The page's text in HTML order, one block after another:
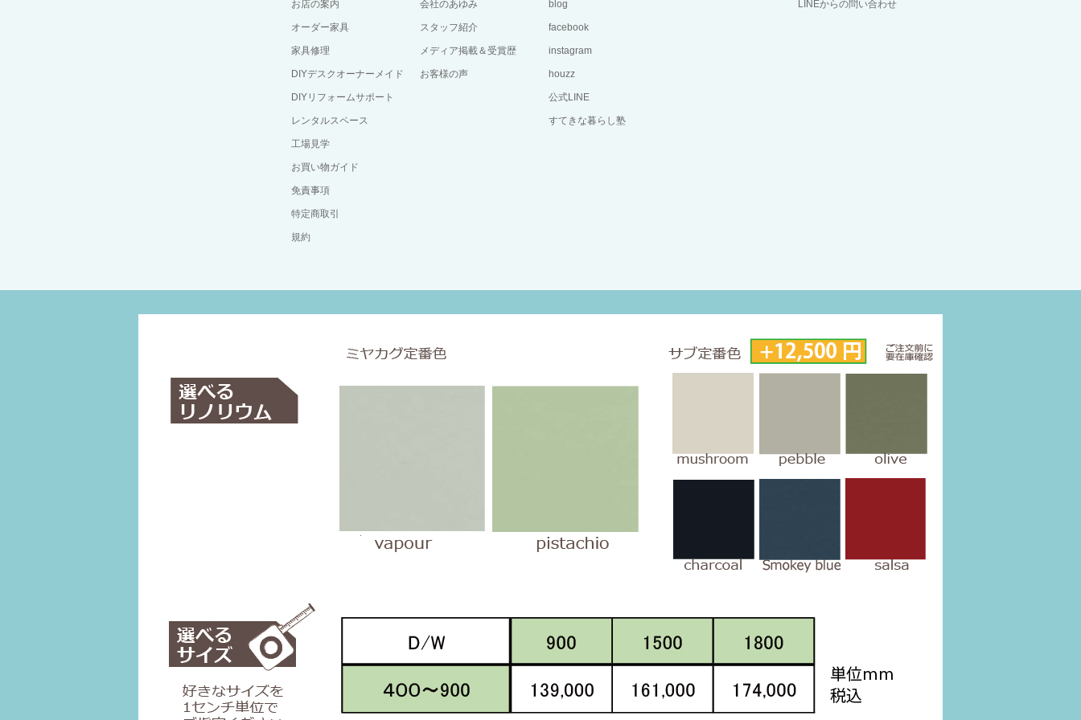
お店の案内
オーダー家具
家具修理
DIYデスクオーナーメイド
DIYリフォームサポート
レンタルスペース
工場見学
お買い物ガイド
免責事項
特定商取引
規約
会社のあゆみ
スタッフ紹介
メディア掲載＆受賞歴
お客様の声
blog
facebook
instagram
houzz
公式LINE
すてきな暮らし塾
LINEからの問い合わせ